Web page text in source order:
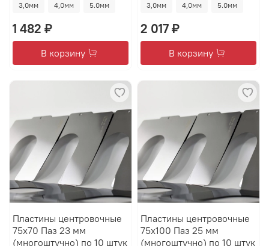
3,0мм 4,0мм 5.0мм
1 482 ₽
В корзину
3,0мм 4,0мм 5.0мм
2 017 ₽
В корзину
Пластины центровочные
75х70 Паз 23 мм
(многоштучно) по 10 штук
Пластины центровочные
75х100 Паз 25 мм
(многоштучно) по 10 штук